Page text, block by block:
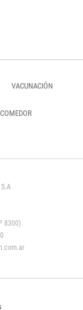
VACUNACIÓN
8300)